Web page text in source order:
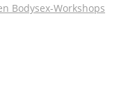
Bodysex-Workshops